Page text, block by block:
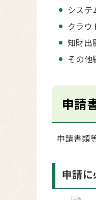
システ
クラウ
知財出
その他
申請
申請書類
申請に